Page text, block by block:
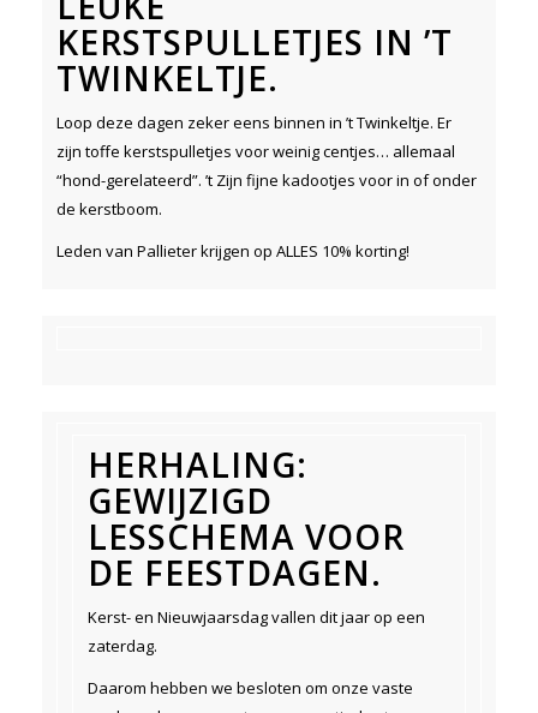
KERSTSPULLETJES IN ’T
TWINKELTJE.
Loop deze dagen zeker eens binnen in ’t Twinkeltje. Er
zijn toffe kerstspulletjes voor weinig centjes… allemaal
“hond-gerelateerd”. ’t Zijn fijne kadootjes voor in of onder
de kerstboom.
Leden van Pallieter krijgen op ALLES 10% korting!
HERHALING:
GEWIJZIGD
LESSCHEMA VOOR
DE FEESTDAGEN.
Kerst- en Nieuwjaarsdag vallen dit jaar op een
zaterdag.
Daarom hebben we besloten om onze vaste